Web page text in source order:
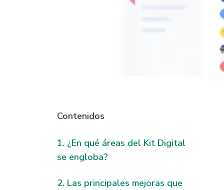
Contenidos
¿En qué áreas del Kit Digital
se engloba?
Las principales mejoras que